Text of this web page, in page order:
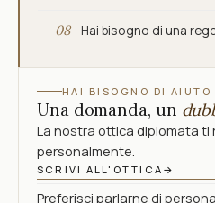
08 Hai bisogno di una
HAI BISOGNO DI AIUTO
Una domanda, un
La nostra ottica diplomata ti
personalmente.
SCRIVI ALL'OTTICA →
Preferisci parlarne di